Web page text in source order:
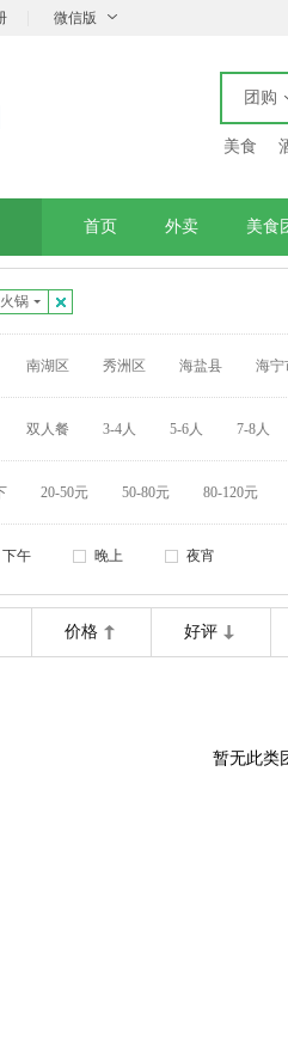
微信版
团购
美食
首页 外卖 美食
火锅
南湖区 秀洲区 海盐县 海宁
双人餐 3-4人 5-6人 7-8人
20-50元 50-80元 80-120元
下午 晚上 夜宵
价格 好评
暂无此类